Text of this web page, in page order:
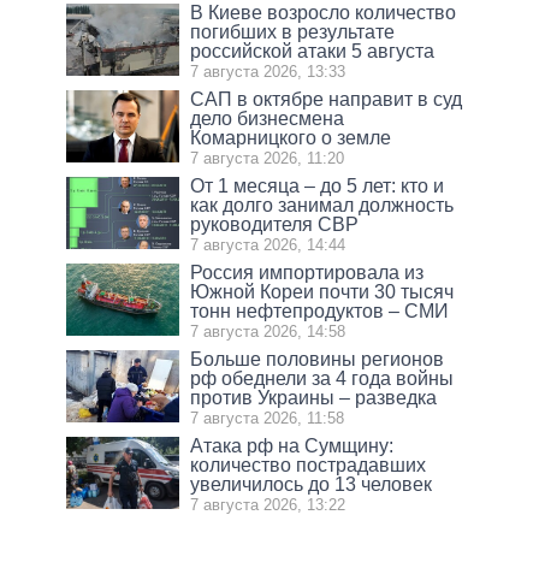
В Киеве возросло количество
погибших в результате
российской атаки 5 августа
7 августа 2026, 13:33
САП в октябре направит в суд
дело бизнесмена
Комарницкого о земле
7 августа 2026, 11:20
От 1 месяца – до 5 лет: кто и
как долго занимал должность
руководителя СВР
7 августа 2026, 14:44
Россия импортировала из
Южной Кореи почти 30 тысяч
тонн нефтепродуктов – СМИ
7 августа 2026, 14:58
Больше половины регионов
рф обеднели за 4 года войны
против Украины – разведка
7 августа 2026, 11:58
Атака рф на Сумщину:
количество пострадавших
увеличилось до 13 человек
7 августа 2026, 13:22